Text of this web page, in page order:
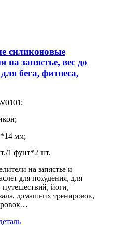
силиконовые
на запястье, вес до
бега, фитнеса,
мм;
1 фунт*2 шт.
на запястье и
для похудения, для
путешествий, йоги,
домашних тренировок,